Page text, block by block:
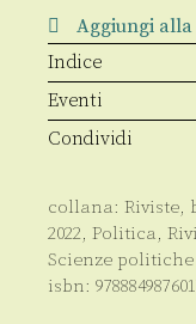
quantità
Aggiungi
Indice
Eventi
Condividi
collana: Riviste,
2022, Politica,
Scienze
isbn: